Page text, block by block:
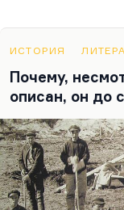
ИСТОРИЯ
Почему,
описан, он до